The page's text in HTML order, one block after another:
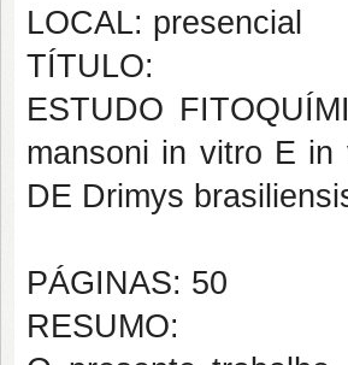
LOCAL: presencial
TÍTULO:
ESTUDO
mansoni in vitro E in
DE Drimys
PÁGINAS: 50
RESUMO: